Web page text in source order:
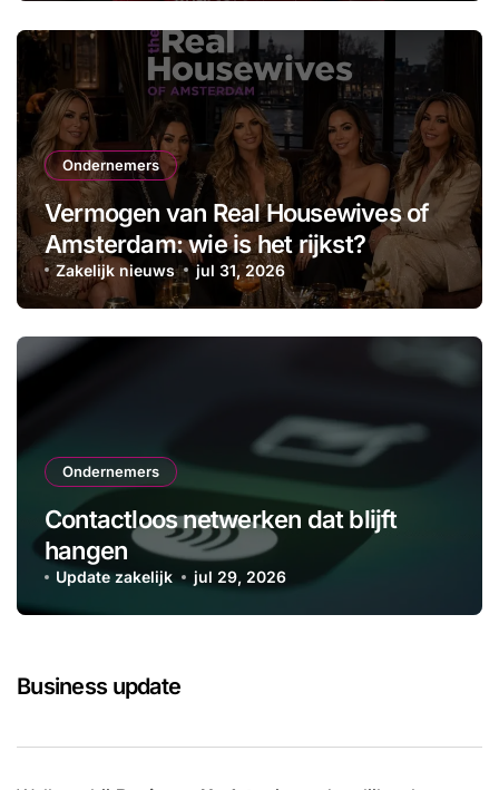
Ondernemers
Vermogen van Real Housewives of
Amsterdam: wie is het rijkst?
Zakelijk nieuws jul 31, 2026
Ondernemers
Contactloos netwerken dat blijft
hangen
Update zakelijk jul 29, 2026
Business update